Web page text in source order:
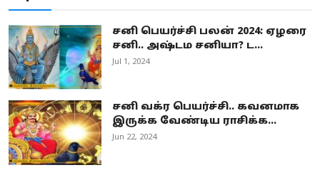
சனி பெயர்ச்சி பலன் 2024: ஏழரை
சனி.. அஷ்டம சனியா? ட...
Jul 1, 2024
சனி வக்ர பெயர்ச்சி.. கவனமாக
இருக்க வேண்டிய ராசிக்க...
Jun 22, 2024